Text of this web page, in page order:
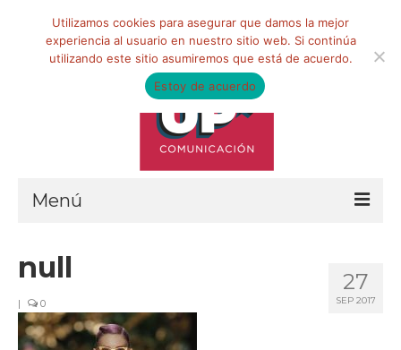
Menú
Qué hacemos
27
SEP 2017
null
| 0
Utilizamos cookies para asegurar que damos la mejor
experiencia al usuario en nuestro sitio web. Si continúa
utilizando este sitio asumiremos que está de acuerdo.
Estoy de acuerdo